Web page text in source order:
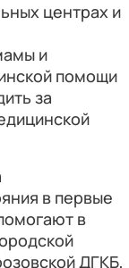
центрах и
и
помощи
за
в первые
в
ДГКБ,